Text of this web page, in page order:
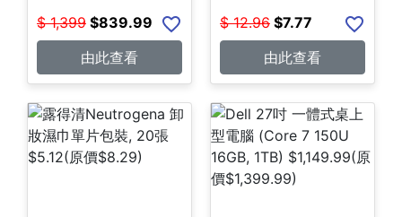
$ 1,399 $839.99
由此查看
$ 12.96 $7.77
由此查看